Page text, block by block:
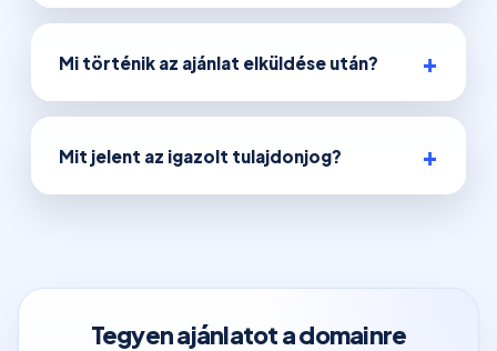
Mi történik az ajánlat elküldése után?
Mit jelent az igazolt tulajdonjog?
Tegyen ajánlatot a domainre